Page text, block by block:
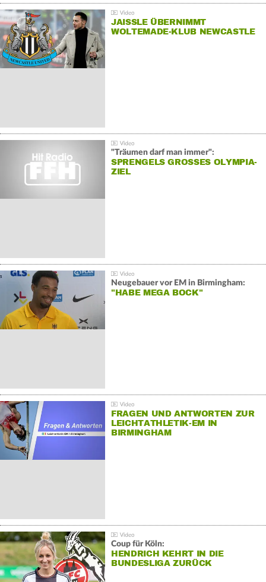
JAISSLE ÜBERNIMMT
WOLTEMADE-KLUB NEWCASTLE
"Träumen darf man immer":
SPRENGELS GROSSES OLYMPIA-Z
IEL
Neugebauer vor EM in Birmingham:
"HABE MEGA BOCK"
FRAGEN UND ANTWORTEN ZUR
LEICHTATHLETIK-EM IN
BIRMINGHAM
Coup für Köln:
HENDRICH KEHRT IN DIE
BUNDESLIGA ZURÜCK